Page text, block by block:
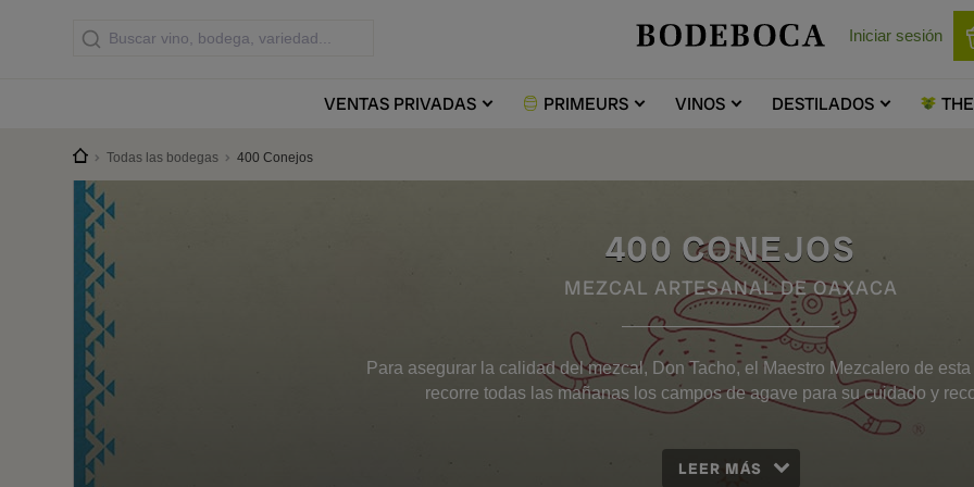
Iniciar sesión
VENTASPRIVADAS PRIMEURS VINOS DESTILADOS THE
Todas las bodegas 400 Conejos
400 CONEJOS
MEZCAL ARTESANAL DE OAXACA
Para asegurar la calidad del mezcal, Don Tacho, el Maestro Mezcalero de
recorre todas las mañanas los campos de agave para su cuidado y
LEER MÁS